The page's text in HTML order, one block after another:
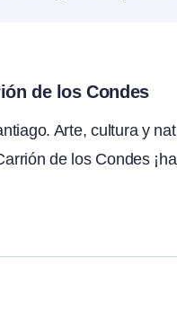
de los Condes
Arte, cultura y
de los Condes